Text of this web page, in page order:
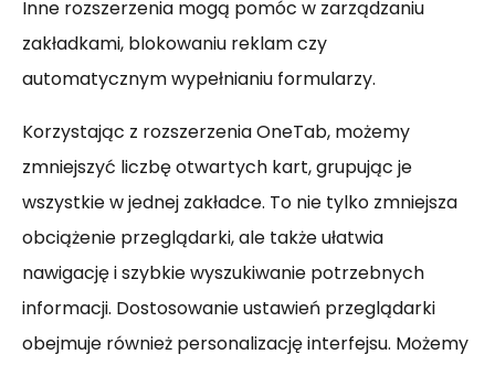
Inne rozszerzenia mogą pomóc w zarządzaniu
zakładkami, blokowaniu reklam czy
automatycznym wypełnianiu formularzy.
Korzystając z rozszerzenia OneTab, możemy
zmniejszyć liczbę otwartych kart, grupując je
wszystkie w jednej zakładce. To nie tylko zmniejsza
obciążenie przeglądarki, ale także ułatwia
nawigację i szybkie wyszukiwanie potrzebnych
informacji. Dostosowanie ustawień przeglądarki
obejmuje również personalizację interfejsu. Możemy